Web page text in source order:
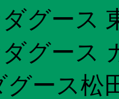
グース
グース
グース松